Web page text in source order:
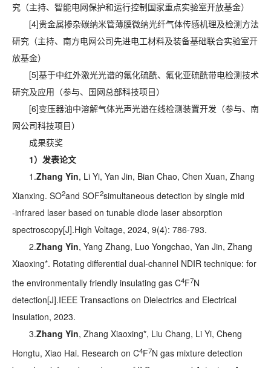
究（主持、智能电网保护和运行控制国家重点实验室开放基金）
[4]贵金属掺杂碳纳米管薄膜微纳光纤气体传感机理及检测方法
研究（主持、南方电网公司先进电工材料及装备基础联合实验室开
放基金）
[5]基于中红外激光光谱的氟化硫酰、氟化亚硫酰带电检测技术
研究及应用（参与、国网总部科技项目）
[6]变压器油中溶解气体光声光谱在线检测装置开发（参与、南
网公司科技项目）
成果获奖
1）发表论文
1.Zhang Yin, Li Yi, Yan Jin, Bian Chao, Chen Xuan, Zhang
Xianxing. SO2and SOF2simultaneous detection by single mid
‐infrared laser based on tunable diode laser absorption
spectroscopy[J].High Voltage, 2024, 9(4): 786-793.
2.Zhang Yin, Yang Zhang, Luo Yongchao, Yan Jin, Zhang
Xiaoxing*. Rotating differential dual-channel NDIR technique: for
the environmentally friendly insulating gas C4F7N
detection[J].IEEE Transactions on Dielectrics and Electrical
Insulation, 2023.
3.Zhang Yin, Zhang Xiaoxing*, Liu Chang, Li Yi, Cheng
Hongtu, Xiao Hai. Research on C4F7N gas mixture detection